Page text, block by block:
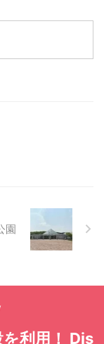
園
利用！ Dis